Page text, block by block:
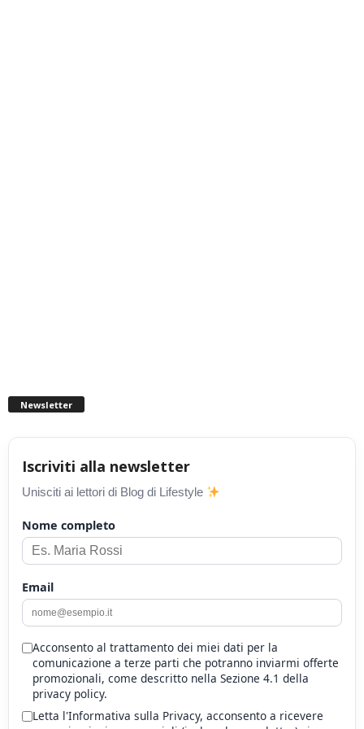
Newsletter
Iscriviti alla newsletter
Unisciti ai lettori di Blog di Lifestyle
Nome completo
Email
Acconsento al trattamento dei miei dati per la
comunicazione a terze parti che potranno inviarmi offerte
promozionali, come descritto nella Sezione 4.1 della
privacy policy.
Letta l'Informativa sulla Privacy, acconsento a ricevere